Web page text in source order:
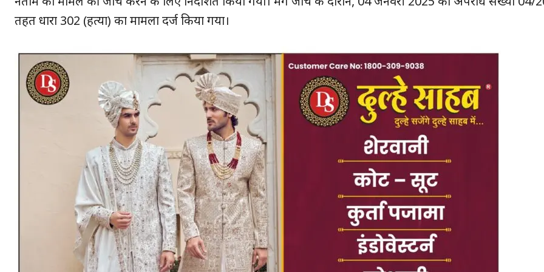
तहत धारा 302 (हत्या) का मामला दर्ज किया गया।